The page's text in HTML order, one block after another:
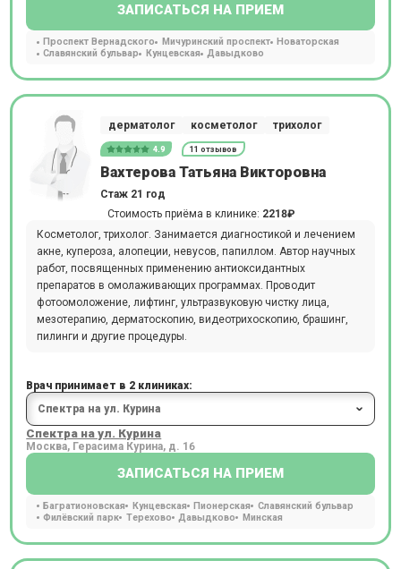
ЗАПИСАТЬСЯ НА ПРИЕМ
Проспект Вернадского Мичуринский проспект Новаторская
Славянский бульвар
Кунцевская Давыдково
дерматолог косметолог трихолог
4.9 11 отзывов
Вахтерова Татьяна Викторовна
Стаж 21 год
Стоимость приёма в клинике: 2218₽
Косметолог, трихолог. Занимается диагностикой и лечением
акне, купероза, алопеции, невусов, папиллом. Автор научных
работ, посвященных применению антиоксидантных
препаратов в омолаживающих программах. Проводит
фотоомоложение, лифтинг, ультразвуковую чистку лица,
мезотерапию, дерматоскопию, видеотрихоскопию, брашинг,
пилинги и другие процедуры.
Врач принимает в 2 клиниках:
Спектра на ул. Курина
Москва, Герасима Курина, д. 16
ЗАПИСАТЬСЯ НА ПРИЕМ
Багратионовская Кунцевская Пионерская
Славянский бульвар
Филёвский парк
Терехово Давыдково Минская